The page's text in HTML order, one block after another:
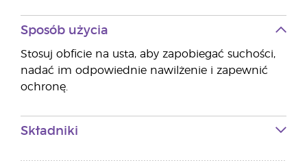
Sposób użycia
Stosuj obficie na usta, aby zapobiegać suchości,
nadać im odpowiednie nawilżenie i zapewnić
ochronę.
Składniki